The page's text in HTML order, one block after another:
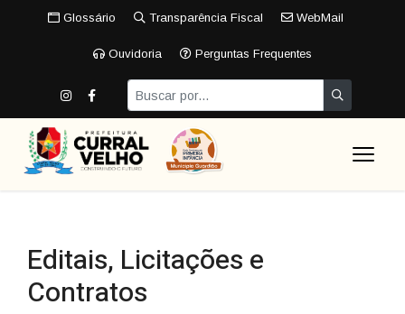
Glossário Transparência Fiscal WebMail
Ouvidoria Perguntas Frequentes
Editais, Licitações e
Contratos